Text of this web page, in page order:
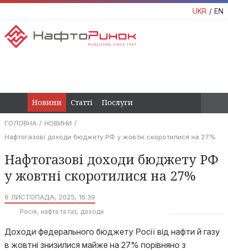
UKR EN
Новини Статті Послуги
ГОЛОВНА
НОВИНИ
Нафтогазові доходи бюджету РФ у жовтні скоротилися на 27%
Нафтогазові доходи бюджету РФ
у жовтні скоротилися на 27%
6 ЛИСТОПАДА, 2025, 16:39
Росія нафта та газ доходи
Доходи федерального бюджету Росії від нафти й газу
в жовтні знизилися майже на 27% порівняно з